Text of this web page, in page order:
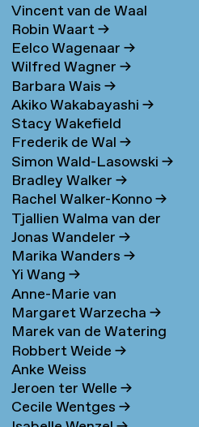
Vincent van de Waal
Robin Waart→
Eelco Wagenaar→
Wilfred Wagner→
Barbara Wais→
Akiko Wakabayashi→
Stacy Wakefield
Frederik de Wal→
Simon Wald-Lasowski→
Bradley Walker→
Rachel Walker-Konno→
Tjallien Walma van der
Molen→
Jonas Wandeler→
Marika Wanders→
Yi Wang→
Anne-Marie van
Warmerdam
Margaret Warzecha→
Marek van de Watering
Robbert Weide→
Anke Weiss
Jeroen ter Welle→
Cecile Wentges→